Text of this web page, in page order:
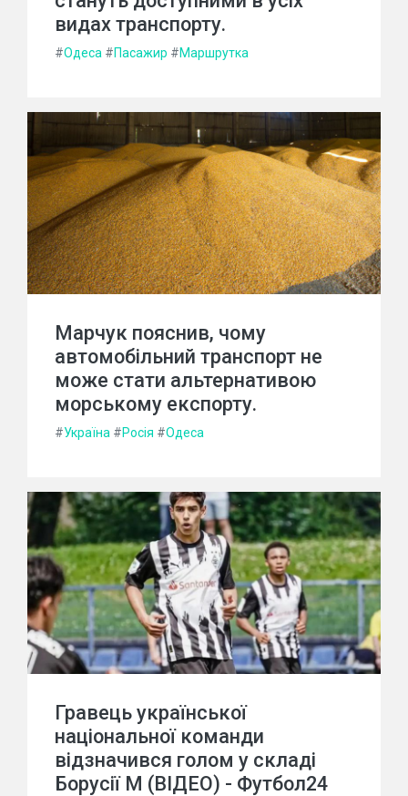
видах транспорту.
#Одеса #Пасажир #Маршрутка
Марчук пояснив, чому
автомобільний транспорт не
може стати альтернативою
морському експорту.
#Україна #Росія #Одеса
Гравець української
національної команди
відзначився голом у складі
Борусії М (ВІДЕО) - Футбол24